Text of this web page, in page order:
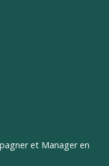
et Manager en